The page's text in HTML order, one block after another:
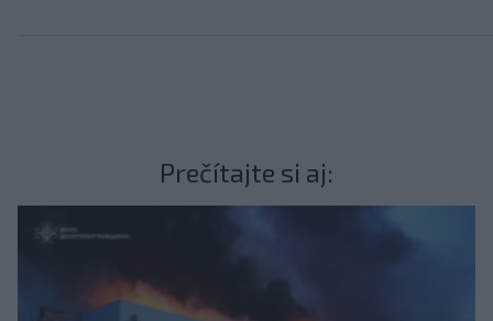
Prečítajte si aj: